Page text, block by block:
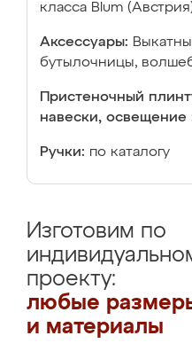
класса Blum
Аксессуары:
бутылочницы,
Пристеночный
навески, освещение
Ручки: по каталогу
Изготовим по
проекту:
любые
и материалы